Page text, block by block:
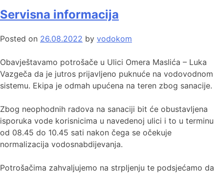
Servisna informacija
Posted on 26.08.2022 by vodokom
Obavještavamo potrošače u Ulici Omera Maslića – Luka
Vazgeča da je jutros prijavljeno puknuće na vodovodnom
sistemu. Ekipa je odmah upućena na teren zbog sanacije.
Zbog neophodnih radova na sanaciji bit će obustavljena
isporuka vode korisnicima u navedenoj ulici i to u terminu
od 08.45 do 10.45 sati nakon čega se očekuje
normalizacija vodosnabdijevanja.
Potrošačima zahvaljujemo na strpljenju te podsjećamo da